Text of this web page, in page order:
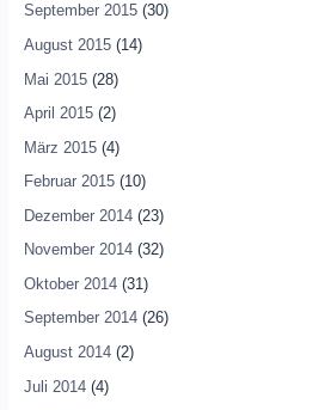
September 2015(30)
August 2015(14)
Mai 2015(28)
April 2015(2)
März 2015(4)
Februar 2015(10)
Dezember 2014(23)
November 2014(32)
Oktober 2014(31)
September 2014(26)
August 2014(2)
Juli 2014(4)